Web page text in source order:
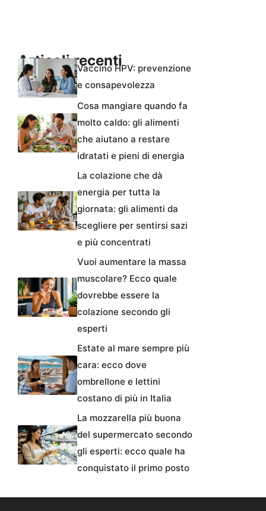
Articoli recentiVaccino HPV: prevenzione
e consapevolezza
Cosa mangiare quando fa
molto caldo: gli alimenti
che aiutano a restare
idratati e pieni di energia
La colazione che dà
energia per tutta la
giornata: gli alimenti da
scegliere per sentirsi sazi
e più concentrati
Vuoi aumentare la massa
muscolare? Ecco quale
dovrebbe essere la
colazione secondo gli
esperti
Estate al mare sempre più
cara: ecco dove
ombrellone e lettini
costano di più in Italia
La mozzarella più buona
del supermercato secondo
gli esperti: ecco quale ha
conquistato il primo posto